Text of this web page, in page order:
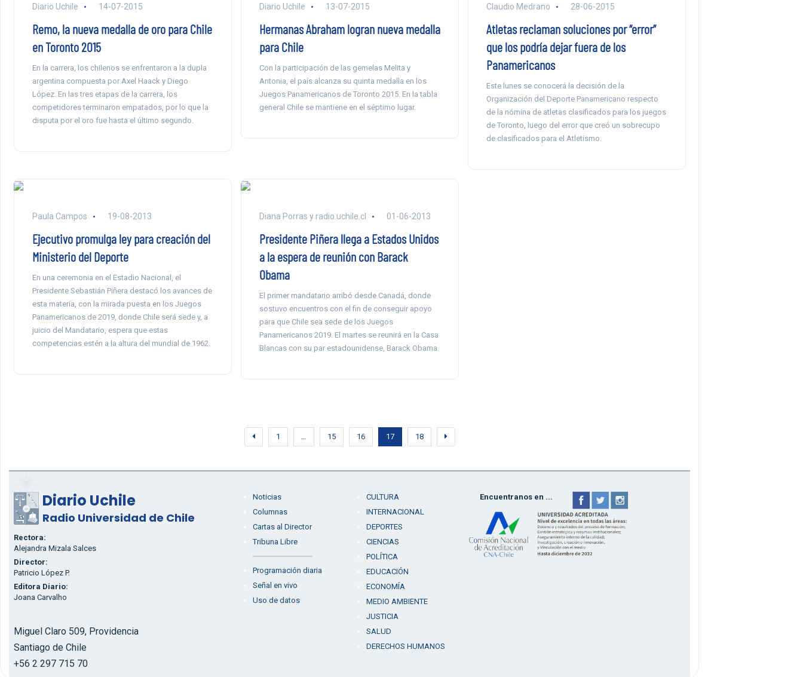
Diario Uchile 14-07-2015
Remo, la nueva medalla de oro para Chile
en Toronto 2015
En la carrera, los chilenos se enfrentaron a la dupla
argentina compuesta por Axel Haack y Diego
López. En las tres etapas de la carrera, los
competidores terminaron empatados, por lo que la
disputa por el oro fue hasta el último segundo.
Diario Uchile 13-07-2015
Hermanas Abraham logran nueva medalla
para Chile
Con la participación de las gemelas Melita y
Antonia, el país alcanza su quinta medalla en los
Juegos Panamericanos de Toronto 2015. En la tabla
general Chile se mantiene en el séptimo lugar.
Claudio Medrano 28-06-2015
Atletas reclaman soluciones por “error”
que los podría dejar fuera de los
Panamericanos
Este lunes se conocerá la decisión de la
Organización del Deporte Panamericano respecto
de la nómina de atletas clasificados para los juegos
de Toronto, luego del error que creó un sobrecupo
de clasificados para el Atletismo.
Paula Campos 19-08-2013
Ejecutivo promulga ley para creación del
Ministerio del Deporte
En una ceremonia en el Estadio Nacional, el
Presidente Sebastián Piñera destacó los avances de
esta materia, con la mirada puesta en los Juegos
Panamericanos de 2019, donde Chile será sede y, a
juicio del Mandatario, espera que estas
competencias estén a la altura del mundial de 1962.
Diana Porras y radio.uchile.cl 01-06-2013
Presidente Piñera llega a Estados Unidos
a la espera de reunión con Barack
Obama
El primer mandatario arribó desde Canadá, donde
sostuvo encuentros con el fin de conseguir apoyo
para que Chile sea sede de los Juegos
Panamericanos 2019. El martes se reunirá en la Casa
Blancas con su par estadounidense, Barack Obama.
1 … 15 16 17 18
Diario Uchile
Radio Universidad de Chile
Rectora:
Alejandra Mizala Salces
Director:
Patricio López P.
Editora Diario:
Joana Carvalho
Miguel Claro 509, Providencia
Santiago de Chile
+56 2 297 715 70
Noticias
Columnas
Cartas al Director
Tribuna Libre
Programación diaria
Señal en vivo
Uso de datos
CULTURA
INTERNACIONAL
DEPORTES
CIENCIAS
POLÍTICA
EDUCACIÓN
ECONOMÍA
MEDIO AMBIENTE
JUSTICIA
SALUD
DERECHOS HUMANOS
Encuentranos en ...